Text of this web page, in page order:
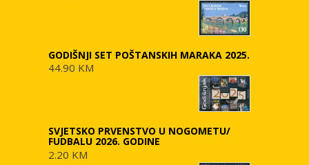
GODIŠNJI SET POŠTANSKIH MARAKA 2025.
44.90 KM
SVJETSKO PRVENSTVO U NOGOMETU/
FUDBALU 2026. GODINE
2.20 KM